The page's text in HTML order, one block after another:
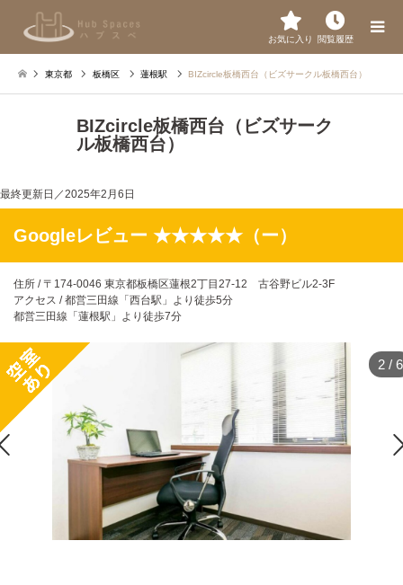
お気に入り 閲覧履歴
東京都 板橋区 蓮根駅 BIZcircle板橋西台（ビズサークル板橋西台）
BIZcircle板橋西台（ビズサーク
ル板橋西台）
最終更新日／2025年2月6日
Googleレビュー ★★★★★（ー）
住所 / 〒174-0046 東京都板橋区蓮根2丁目27-12 古谷野ビル2-3F
アクセス / 都営三田線「西台駅」より徒歩5分
都営三田線「蓮根駅」より徒歩7分
2 / 6